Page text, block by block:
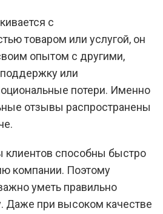
с
товаром или услугой, он
опытом с другими,
или
потери. Именно
отзывы распространены
клиентов способны быстро
компании. Поэтому
уметь правильно
Даже при высоком качестве